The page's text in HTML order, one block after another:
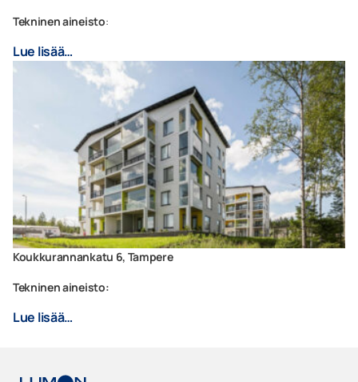
Tekninen aineisto:
Lue lisää…
Koukkurannankatu 6, Tampere
Tekninen aineisto:
Lue lisää…